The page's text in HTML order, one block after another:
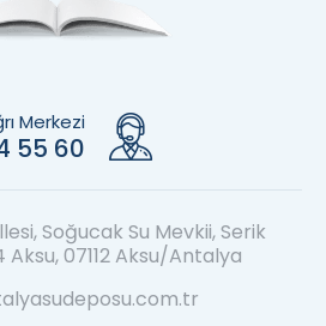
Merkezi
55 60
Soğucak Su Mevkii, Serik
Aksu, 07112 Aksu/Antalya